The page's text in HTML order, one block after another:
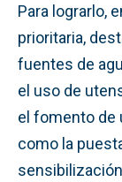
Para lograrlo,
prioritaria,
fuentes de
el uso de
el fomento de
como la